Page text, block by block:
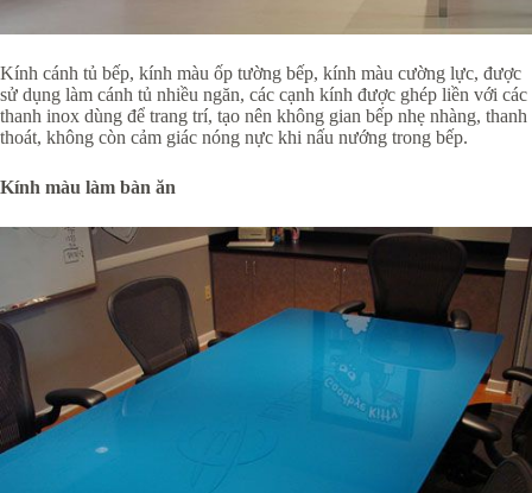
Kính cánh tủ bếp, kính màu ốp tường bếp, kính màu cường lực, được
sử dụng làm cánh tủ nhiều ngăn, các cạnh kính được ghép liền với các
thanh inox dùng để trang trí, tạo nên không gian bếp nhẹ nhàng, thanh
thoát, không còn cảm giác nóng nực khi nấu nướng trong bếp.
Kính màu làm bàn ăn